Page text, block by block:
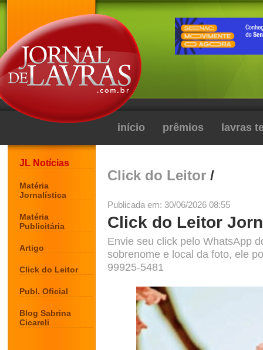
início prêmios lavras
JL Notícias
Matéria
Jornalística
Matéria
Publicitária
Artigo
Click do Leitor
Publ. Oficial
Blog Sabrina
Cicareli
Click do Leitor /
Publicada em: 30/06/2026 08:55
Click do Leitor
Envie seu click pelo WhatsApp
sobrenome e local da foto, ele
99925-5481